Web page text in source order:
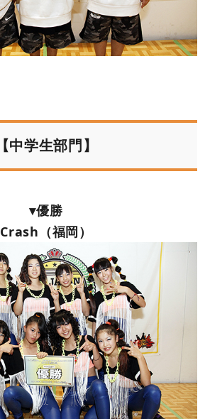
【中学生部門】
▾優勝
Crash（福岡）